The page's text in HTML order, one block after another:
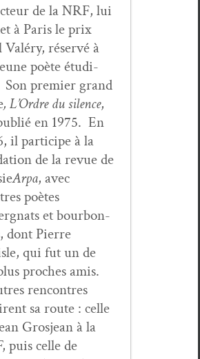
de la NRF, lui
à Paris le prix
Valéry, réservé à
poète étu­di­
pre­mier grand
, L’Ordre du silence,
en 1975. En
il par­ticipe à la
de la revue de
Arpa, avec
poètes
et bour­bon­
dont Pierre
qui fut un de
proches amis.
ren­con­tres
sa route : celle
Gros­jean à la
, puis celle de